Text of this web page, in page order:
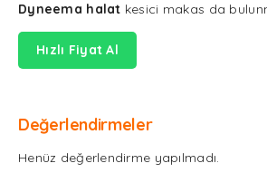
Dyneema halat kesici makas da
Hızlı Fiyat Al
Değerlendirmeler
Henüz değerlendirme yapılmadı.